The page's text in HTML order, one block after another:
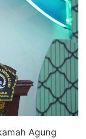
Agung